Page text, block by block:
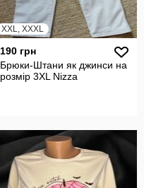
XXL, XXXL
190 грн
Брюки-Штани як джинси на
розмір 3XL Nizza